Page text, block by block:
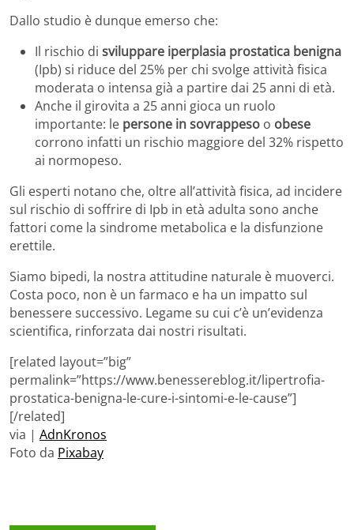
Dallo studio è dunque emerso che:
Il rischio di sviluppare iperplasia prostatica benigna
(Ipb) si riduce del 25% per chi svolge attività fisica
moderata o intensa già a partire dai 25 anni di età.
Anche il girovita a 25 anni gioca un ruolo
importante: le persone in sovrappeso o obese
corrono infatti un rischio maggiore del 32% rispetto
ai normopeso.
Gli esperti notano che, oltre all’attività fisica, ad incidere
sul rischio di soffrire di Ipb in età adulta sono anche
fattori come la sindrome metabolica e la disfunzione
erettile.
Siamo bipedi, la nostra attitudine naturale è muoverci.
Costa poco, non è un farmaco e ha un impatto sul
benessere successivo. Legame su cui c’è un’evidenza
scientifica, rinforzata dai nostri risultati.
[related layout=”big”
permalink=”https://www.benessereblog.it/lipertrofia-
prostatica-benigna-le-cure-i-sintomi-e-le-cause”]
[/related]
via | AdnKronos
Foto da Pixabay